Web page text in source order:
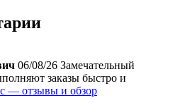
06/08/26 Замечательный
заказы быстро и
— отзывы и обзор